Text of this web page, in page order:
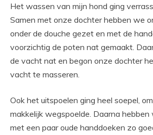
Het wassen van mijn hond ging
Samen met onze dochter hebben we
onder de douche gezet en met de
voorzichtig de poten nat gemaakt.
de vacht nat en begon onze dochter
vacht te masseren.
Ook het uitspoelen ging heel soepel,
makkelijk wegspoelde. Daarna hebben
met een paar oude handdoeken zo